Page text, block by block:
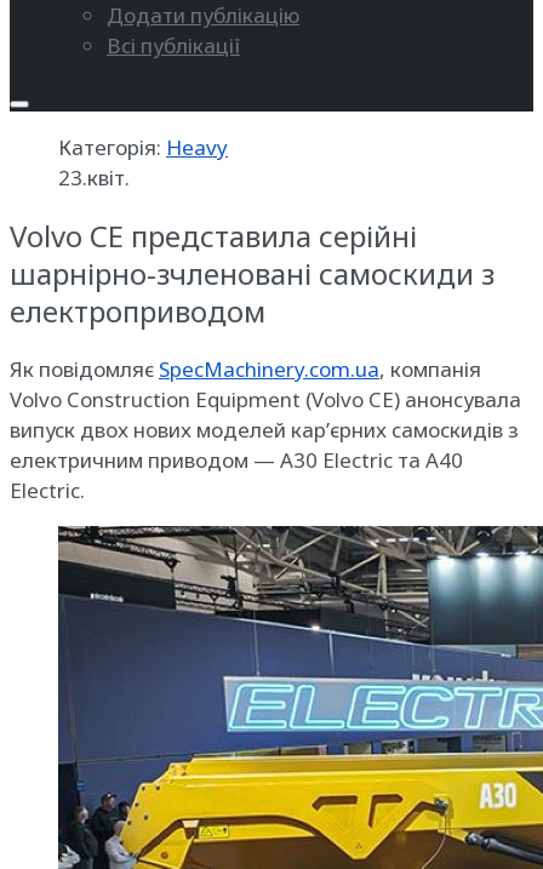
Додати публікацію
Всі публікації
Категорія: Heavy
23.квіт.
Volvo CE представила серійні
шарнірно-зчленовані самоскиди з
електроприводом
Як повідомляє SpecMachinery.com.ua, компанія
Volvo Construction Equipment (Volvo CE) анонсувала
випуск двох нових моделей кар’єрних самоскидів з
електричним приводом — A30 Electric та A40
Electric.